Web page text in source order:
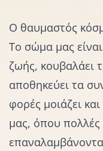
Ο θαυμαστός
Το σώμα μας
ζωής, κουβαλάει
αποθηκεύει τα
φορές μοιάζει
μας, όπου πολλές